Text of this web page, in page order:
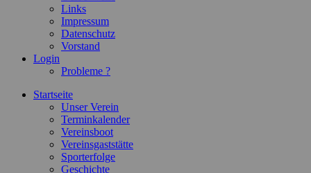
Links
Impressum
Datenschutz
Vorstand
Login
Probleme ?
Startseite
Unser Verein
Terminkalender
Vereinsboot
Vereinsgaststätte
Sporterfolge
Geschichte